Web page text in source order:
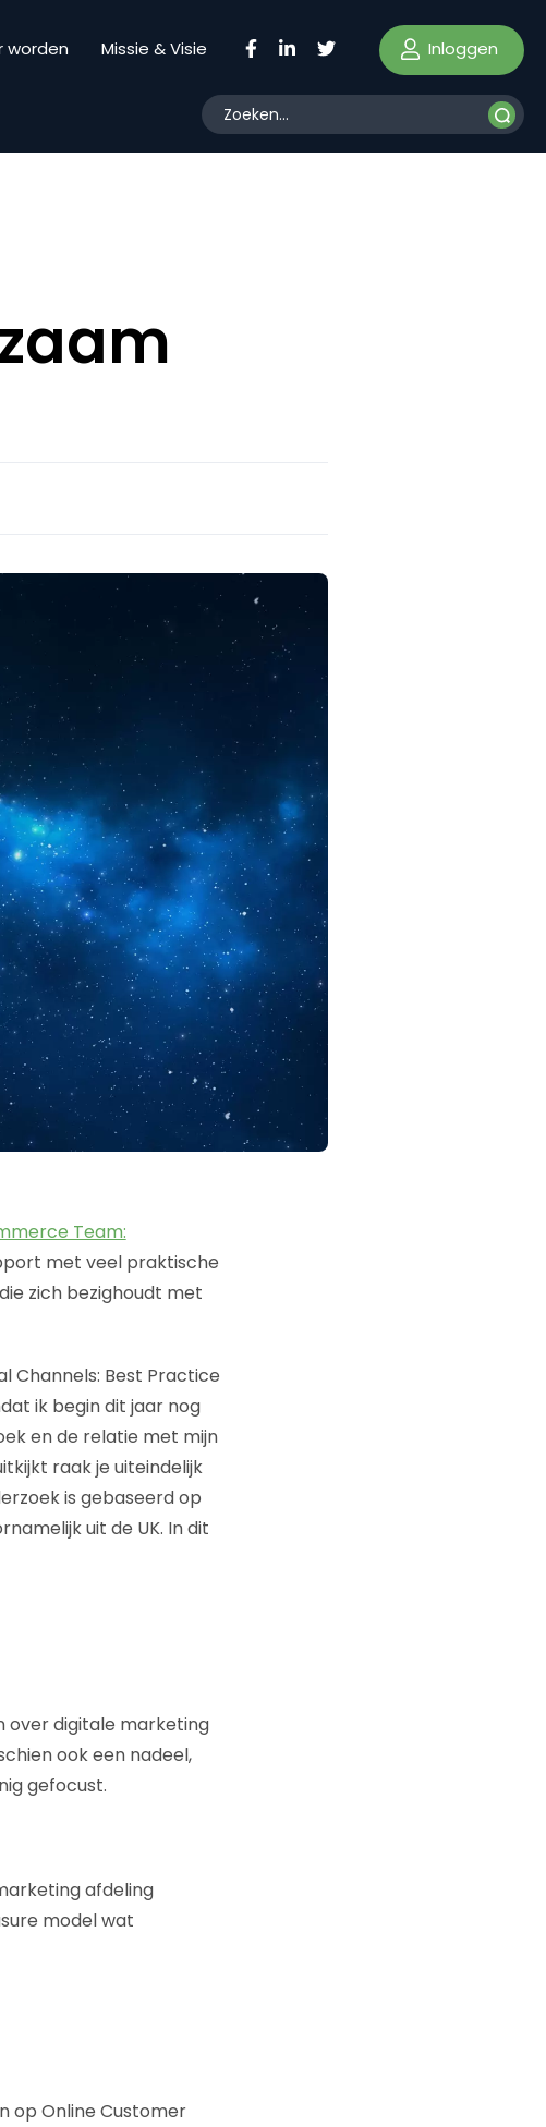
worden Missie & Visie Inloggen
Team:
met veel praktische
zich bezighoudt met
Channels: Best Practice
ik begin dit jaar nog
en de relatie met mijn
raak je uiteindelijk
is gebaseerd op
uit de UK. In dit
over digitale marketing
ook een nadeel,
gefocust.
afdeling
model wat
op Online Customer